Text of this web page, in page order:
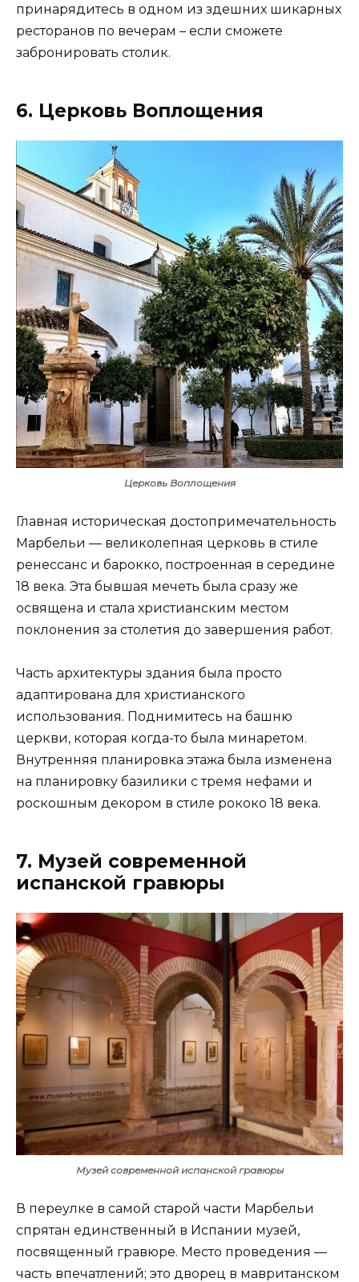
принарядитесь в одном из здешних шикарных
ресторанов по вечерам – если сможете
забронировать столик.
6. Церковь Воплощения
Церковь Воплощения
Главная историческая достопримечательность
Марбельи — великолепная церковь в стиле
ренессанс и барокко, построенная в середине
18 века. Эта бывшая мечеть была сразу же
освящена и стала христианским местом
поклонения за столетия до завершения работ.
Часть архитектуры здания была просто
адаптирована для христианского
использования. Поднимитесь на башню
церкви, которая когда-то была минаретом.
Внутренняя планировка этажа была изменена
на планировку базилики с тремя нефами и
роскошным декором в стиле рококо 18 века.
7. Музей современной
испанской гравюры
Музей современной испанской гравюры
В переулке в самой старой части Марбельи
спрятан единственный в Испании музей,
посвященный гравюре. Место проведения —
часть впечатлений; это дворец в мавританском